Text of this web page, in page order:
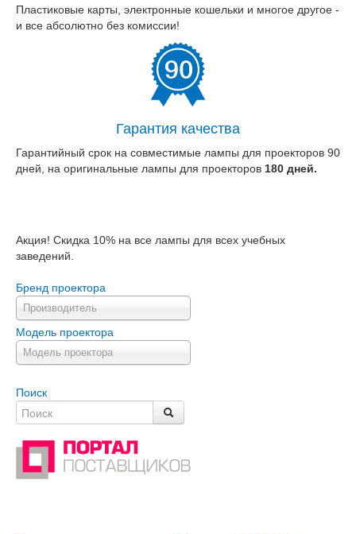
Пластиковые карты, электронные кошельки и многое другое -
и все абсолютно без комиссии!
Гарантия качества
Гарантийный срок на совместимые лампы для проекторов 90
дней, на оригинальные лампы для проекторов 180 дней.
Акция! Скидка 10% на все лампы для всех учебных
заведений.
Бренд проектора
Производитель
Модель проектора
Модель проектора
Поиск